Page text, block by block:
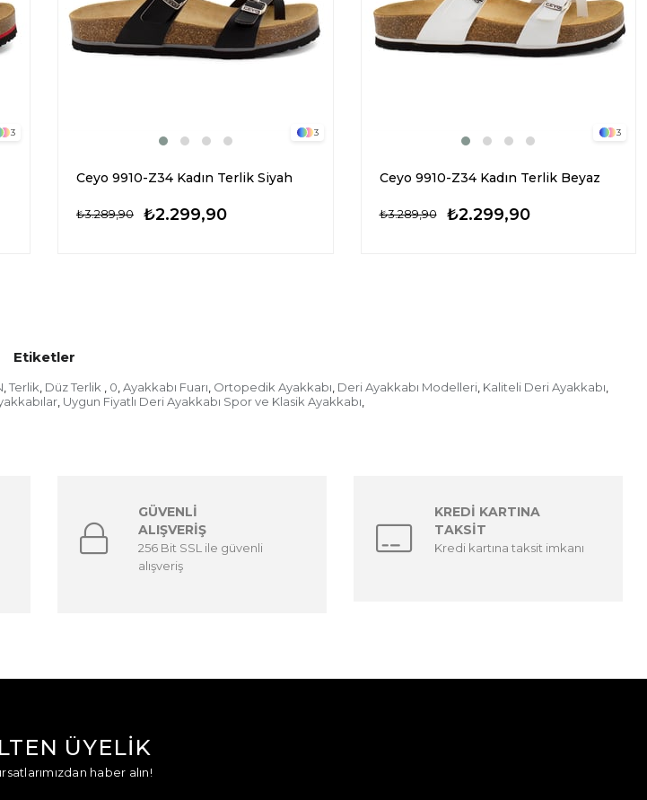
3 3
Ceyo 9910-Z34 Kadın Terlik Siyah
₺2.299,90
₺3.289,90
3
Ceyo 9910-Z34 Kadın Terlik Beyaz
₺2.299,90
₺3.289,90
Etiketler
Terlik Düz Terlik 0 Ayakkabı Fuarı Ortopedik Ayakkabı Deri Ayakkabı Modelleri, Kaliteli Deri Ayakkabı
, Uygun Fiyatlı Deri Ayakkabı Spor ve Klasik Ayakkabı
GÜVENLİ
ALIŞVERİŞ
256 Bit SSL ile güvenli
alışveriş
KREDİ KARTINA
TAKSİT
Kredi kartına taksit imkanı
ÜYELİK
haber alın!